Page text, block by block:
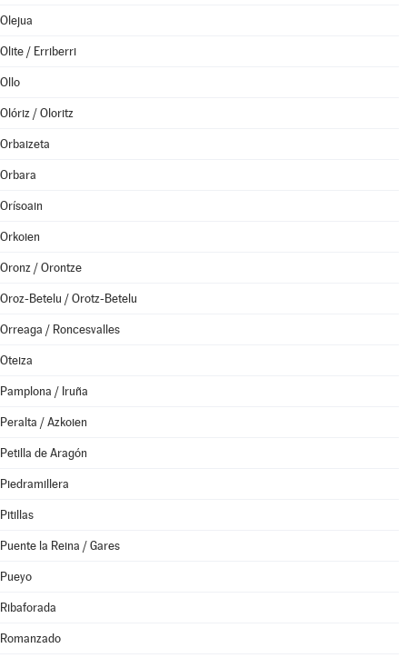
Olejua
Olite / Erriberri
Ollo
Olóriz / Oloritz
Orbaizeta
Orbara
Orísoain
Orkoien
Oronz / Orontze
Oroz-Betelu / Orotz-Betelu
Orreaga / Roncesvalles
Oteiza
Pamplona / Iruña
Peralta / Azkoien
Petilla de Aragón
Piedramillera
Pitillas
Puente la Reina / Gares
Pueyo
Ribaforada
Romanzado